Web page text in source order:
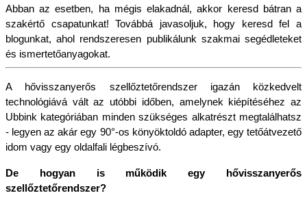
Abban az esetben, ha mégis elakadnál, akkor keresd bátran a
szakértő csapatunkat! Továbbá javasoljuk, hogy keresd fel a
blogunkat, ahol rendszeresen publikálunk szakmai segédleteket
és ismertetőanyagokat.
A hővisszanyerős szellőztetőrendszer igazán közkedvelt
technológiává vált az utóbbi időben, amelynek kiépítéséhez az
Ubbink kategóriában minden szükséges alkatrészt megtalálhatsz
- legyen az akár egy 90°-os könyöktoldó adapter, egy tetőátvezető
idom vagy egy oldalfali légbeszívó.
De hogyan is működik egy hővisszanyerős
szellőztetőrendszer?